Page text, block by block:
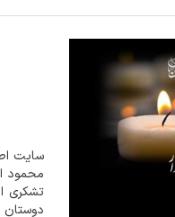
سایت
محمود
تشکری
دوستان